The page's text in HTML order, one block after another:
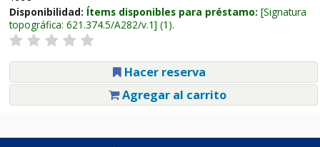
Disponibilidad: Ítems disponibles para préstamo: Signatura
topográfica: 621.374.5/A282/v.1 (1).
Hacer reserva
Agregar al carrito